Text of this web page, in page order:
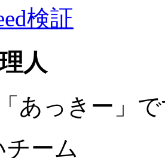
検証
人
あっきー」